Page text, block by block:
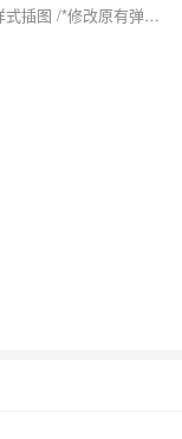
自带的弹窗介绍： arcgis api 3.X 修改自带弹窗样式插图 /*修改原有弹窗的css样式*/ /* 弹窗整体 */ .esriPopup { font-size: 16px; box-shadow: 10px 10px 5px #888888; } .esriPopup .sizer { position: relative; width: 400px; /* 弹窗宽度 */ z-index: 1; } /* 标题部分 */ .esriPopup .titlePane { background-color: rgba(7